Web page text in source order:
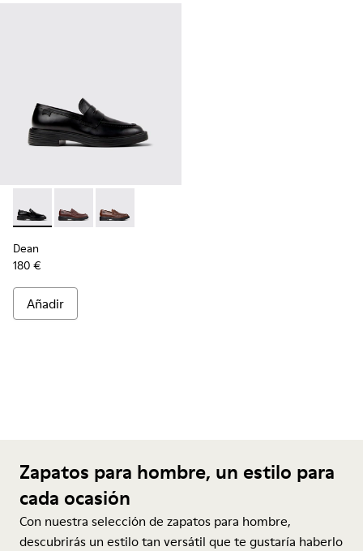
Dean - K101045-001 - Mocasines de piel negros para
Dean - K101045-008 - Mocasines de piel burdeos
Dean - K101045-005 - Mocasines de piel
Dean
180 €
Añadir
Zapatos para hombre, un estilo para
cada ocasión
Con nuestra selección de zapatos para hombre,
descubrirás un estilo tan versátil que te gustaría haberlo